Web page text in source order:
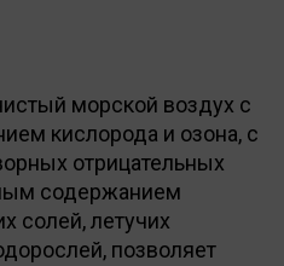
морской воздух с
кислорода и озона, с
отрицательных
содержанием
солей, летучих
позволяет